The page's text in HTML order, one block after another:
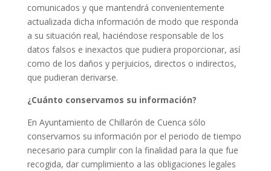
comunicados y que mantendrá convenientemente
actualizada dicha información de modo que responda
a su situación real, haciéndose responsable de los
datos falsos e inexactos que pudiera proporcionar, así
como de los daños y perjuicios, directos o indirectos,
que pudieran derivarse.
¿Cuánto conservamos su información?
En Ayuntamiento de Chillarón de Cuenca sólo
conservamos su información por el periodo de tiempo
necesario para cumplir con la finalidad para la que fue
recogida, dar cumplimiento a las obligaciones legales